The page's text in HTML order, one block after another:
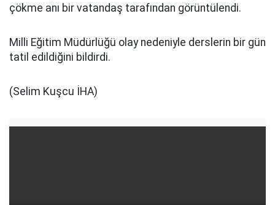
çökme anı bir vatandaş tarafından görüntülendi.
Milli Eğitim Müdürlüğü olay nedeniyle derslerin bir gün
tatil edildiğini bildirdi.
(Selim Kuşcu İHA)